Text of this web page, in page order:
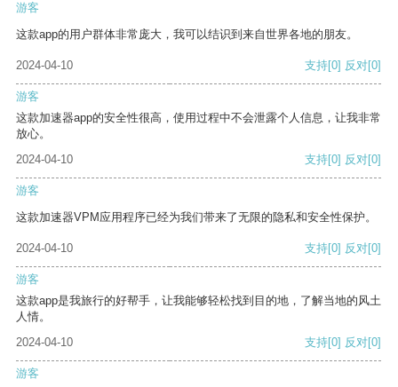
游客
这款app的用户群体非常庞大，我可以结识到来自世界各地的朋友。
2024-04-10 支持[0] 反对[0]
游客
这款加速器app的安全性很高，使用过程中不会泄露个人信息，让我非常
放心。
2024-04-10
支持[0] 反对[0]
游客
这款加速器VPM应用程序已经为我们带来了无限的隐私和安全性保护。
2024-04-10 支持[0] 反对[0]
游客
这款app是我旅行的好帮手，让我能够轻松找到目的地，了解当地的风土
人情。
2024-04-10
支持[0] 反对[0]
游客